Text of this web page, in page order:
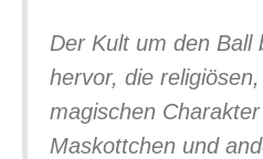
Der Kult um den Ball
hervor, die
magischen
Maskottchen und